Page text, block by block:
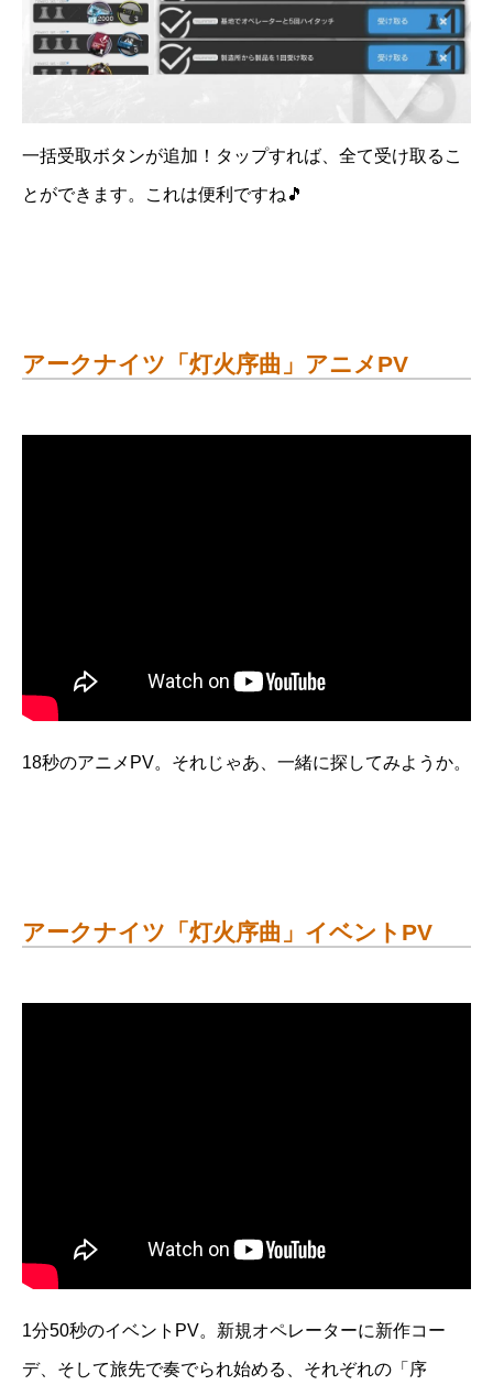
一括受取ボタンが追加！タップすれば、全て受け取るこ
とができます。これは便利ですね🎵
アークナイツ「灯火序曲」アニメPV
18秒のアニメPV。それじゃあ、一緒に探してみようか。
アークナイツ「灯火序曲」イベントPV
1分50秒のイベントPV。新規オペレーターに新作コー
デ、そして旅先で奏でられ始める、それぞれの「序